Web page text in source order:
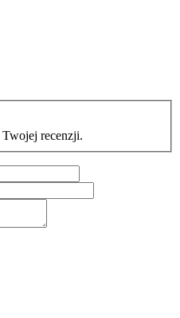
Twojej recenzji.